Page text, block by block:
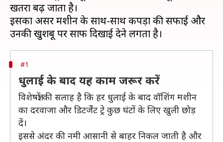
खतरा बढ़ जाता है।
इसका असर मशीन के साथ-साथ कपड़ों की सफाई और
#1
धुलाई के बाद यह काम जरूर करें
विशेषज्ञों की सलाह है कि हर धुलाई के बाद वॉशिंग मशीन
का दरवाजा और डिटर्जेंट ट्रे कुछ घंटों के लिए खुली छोड़
दें।
इससे अंदर की नमी आसानी से बाहर निकल जाती है और